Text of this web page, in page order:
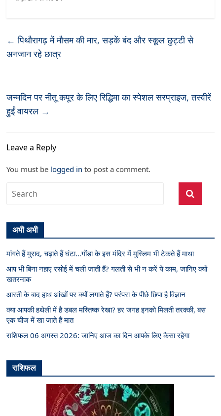
← पिथौरागढ़ में मौसम की मार, सड़कें बंद और स्कूल छुट्टी से
अनजान रहे छात्र
जन्मदिन पर नीतू कपूर के लिए रिद्धिमा का स्पेशल सरप्राइज, तस्वीरें
हुईं वायरल →
Leave a Reply
You must be logged in to post a comment.
अभी अभी
मांगते हैं मुराद, चढ़ाते हैं घंटा…गोंडा के इस मंदिर में मुस्लिम भी टेकते हैं माथा
आप भी बिना नहाए रसोई में चली जाती हैं? गलती से भी न करें ये काम, जानिए क्यों
खतरनाक
आरती के बाद हाथ आंखों पर क्यों लगाते हैं? परंपरा के पीछे छिपा है विज्ञान
क्या आपकी हथेली में है डबल मस्तिष्क रेखा? हर जगह इनको मिलती तरक्की, बस
एक चीज में खा जाते हैं मात
राशिफल 06 अगस्त 2026: जानिए आज का दिन आपके लिए कैसा रहेगा
राशिफल